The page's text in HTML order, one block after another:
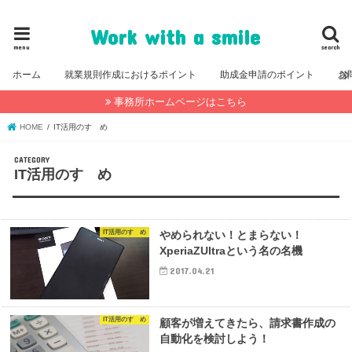
Work with a smile search
menu
ホーム 就業規則作成におけるポイント 助成金申請のポイント お
事務所ホームページはこちら
HOME IT活用のすゝめ
IT活用のすゝめ
IT活用のすゝめ
やめられない！とまらない！
XperiaZUltraという名の名機
2017.04.21
IT活用のすゝめ
顧客が増えてきたら、請求書作成の
自動化を検討しよう！